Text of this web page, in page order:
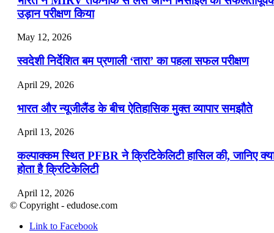
उड़ान परीक्षण किया
May 12, 2026
स्वदेशी निर्देशित बम प्रणाली ‘तारा’ का पहला सफल परीक्षण
April 29, 2026
भारत और न्यूजीलैंड के बीच ऐतिहासिक मुक्त व्यापार समझौते
April 13, 2026
कल्पाक्कम स्थित PFBR ने क्रिटिकेलिटी हासिल की, जानिए
होता है क्रिटिकेलिटी
April 12, 2026
© Copyright - edudose.com
Link to Facebook